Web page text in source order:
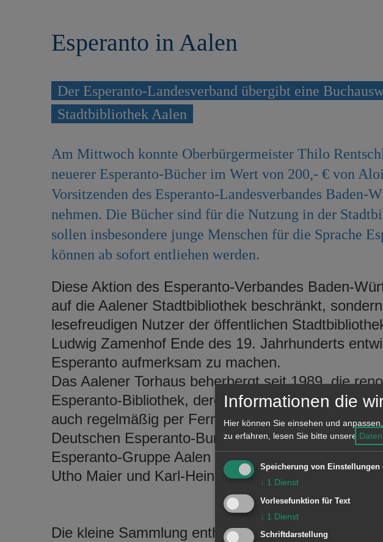
Esperanto in Aalen
Der Esperanto-Landesverband übergibt eine
Stadtbibliothek Aalen
Am Mittwoch konnte Oberbürgermeister Thilo
neuerer Esperanto-Bücher im Wert von 200,- € von
Vorsitzenden des Esperanto-Landesverbandes Baden-
nehmen. Die Bücher sind für die Nutzung in der
sollen insbesondere junge Menschen für die Sprache
können ab sofort entliehen werden.
Diese Aktion des Esperanto-Verbandes Baden-
auf die Aalener Stadtbibliothek beschränkt,
lesefreudigen Nutzer der öffentlichen
Ludwig Zamenhof Ende des 19. Jahrhunderts
Esperanto aufmerksam zu machen.
Das Aalener Torhaus beherbergt seit 1989 die
Esperanto-Bibliothek, deren Zweitexemplare
auch regelmäßig per Fernleihe genutzt werden.
Deutschen Esperanto-Bunds betreut und verwaltet
Esperanto-Gruppe Aalen mit viel Engagement,
Utho Maier und Karl-Heinz Schaeffer.
Die kleine Sammlung enthält ein preiswertes
Informationen die
Hier können Sie einsehen und
zu erfahren, lesen Sie bitte unsere
Speicherung von Einstellungen
↓ 1 Dienst
Vorlesefunktion für Text
↓ 1 Dienst
Schriftdarstellung